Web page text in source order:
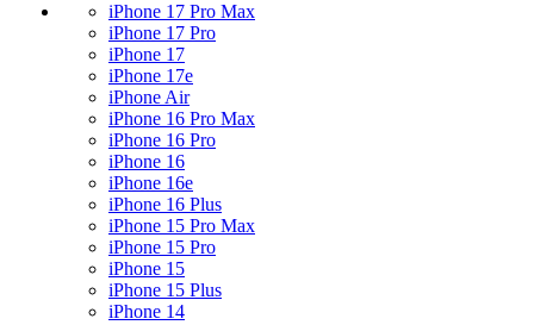
iPhone 17 Pro Max
iPhone 17 Pro
iPhone 17
iPhone 17e
iPhone Air
iPhone 16 Pro Max
iPhone 16 Pro
iPhone 16
iPhone 16e
iPhone 16 Plus
iPhone 15 Pro Max
iPhone 15 Pro
iPhone 15
iPhone 15 Plus
iPhone 14